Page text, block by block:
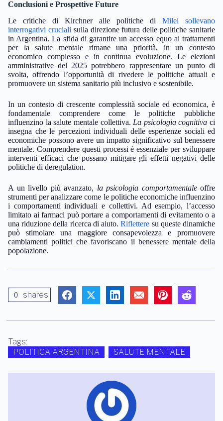
Conclusioni e Prospettive Future
Le critiche di Kirchner alle politiche di Milei sollevano
interrogativi cruciali sulla direzione futura delle politiche sanitarie
in Argentina. La sfida di garantire un accesso equo ai trattamenti
per la salute mentale rimane una priorità, in un contesto
economico complesso e in continua evoluzione. Le elezioni
amministrative del 2025 potrebbero rappresentare un punto di
svolta, offrendo l’opportunità di rivedere le politiche attuali e
promuovere un sistema sanitario più inclusivo e sostenibile.
In un contesto di crescente complessità sociale ed economica, è
fondamentale comprendere come le politiche pubbliche
influenzino la salute mentale collettiva. La psicologia cognitiva ci
insegna che le percezioni individuali delle esperienze sociali ed
economiche possono avere un impatto significativo sul benessere
mentale. Comprendere questi processi è essenziale per sviluppare
interventi efficaci che possano mitigare gli effetti negativi delle
politiche di deregulation.
A un livello più avanzato, la psicologia comportamentaleoffre
strumenti per analizzare come le politiche economiche influenzino
i comportamenti individuali e collettivi. Ad esempio, l’accesso
limitato ai farmaci può portare a comportamenti di evitamento o a
una riduzione della ricerca di aiuto.Riflettere su queste dinamiche
può stimolare una maggiore consapevolezza e promuovere
cambiamenti politici che favoriscano il benessere mentale della
popolazione.
0 shares
Tags:
POLITICA ARGENTINA
SALUTE MENTALE